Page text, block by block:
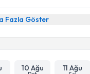
Fazla Göster
10 Ağu 11 Ağu